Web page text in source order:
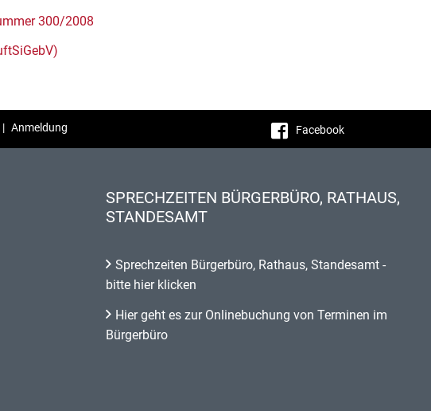
300/2008
| Anmeldung Facebook
SPRECHZEITEN BÜRGERBÜRO, RATHAUS,
STANDESAMT
Sprechzeiten Bürgerbüro, Rathaus, Standesamt -
bitte hier klicken
Hier geht es zur Onlinebuchung von Terminen im
Bürgerbüro